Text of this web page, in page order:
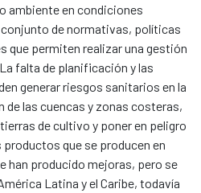
ambiente en condiciones
de normativas, políticas
que permiten realizar una gestión
falta de planificación y las
generar riesgos sanitarios en la
las cuencas y zonas costeras,
de cultivo y poner en peligro
productos que se producen en
han producido mejoras, pero se
Latina y el Caribe, todavía